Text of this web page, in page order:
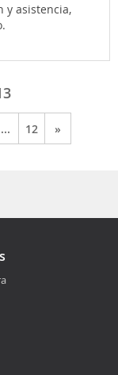
y asistencia,
... 12 »